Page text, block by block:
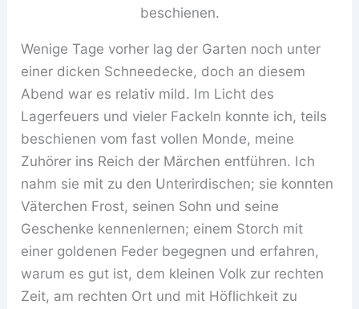
beschienen.
Wenige Tage vorher lag der Garten noch unter
einer dicken Schneedecke, doch an diesem
Abend war es relativ mild. Im Licht des
Lagerfeuers und vieler Fackeln konnte ich, teils
beschienen vom fast vollen Monde, meine
Zuhörer ins Reich der Märchen entführen. Ich
nahm sie mit zu den Unterirdischen; sie konnten
Väterchen Frost, seinen Sohn und seine
Geschenke kennenlernen; einem Storch mit
einer goldenen Feder begegnen und erfahren,
warum es gut ist, dem kleinen Volk zur rechten
Zeit, am rechten Ort und mit Höflichkeit zu